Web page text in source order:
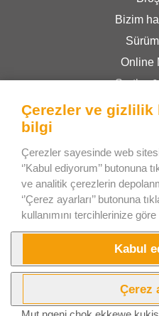
Bizim
Online
Şartlar
Gizlilik
Bee
U
180 00
Czech
WhatsApp
Çerezler ve gizlilik
bilgi
Çerezler sayesinde web
‘’Kabul ediyorum’’
ve analitik çerezlerin
‘’Çerez ayarları’’ butonuna
kullanımını tercihlerinize
Kabul
Çerez